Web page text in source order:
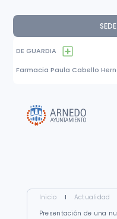
DE GUARDIA
Farmacia Paula Cabello
Inicio I Actualidad
Presentación de una